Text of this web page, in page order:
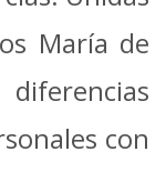
María de
con